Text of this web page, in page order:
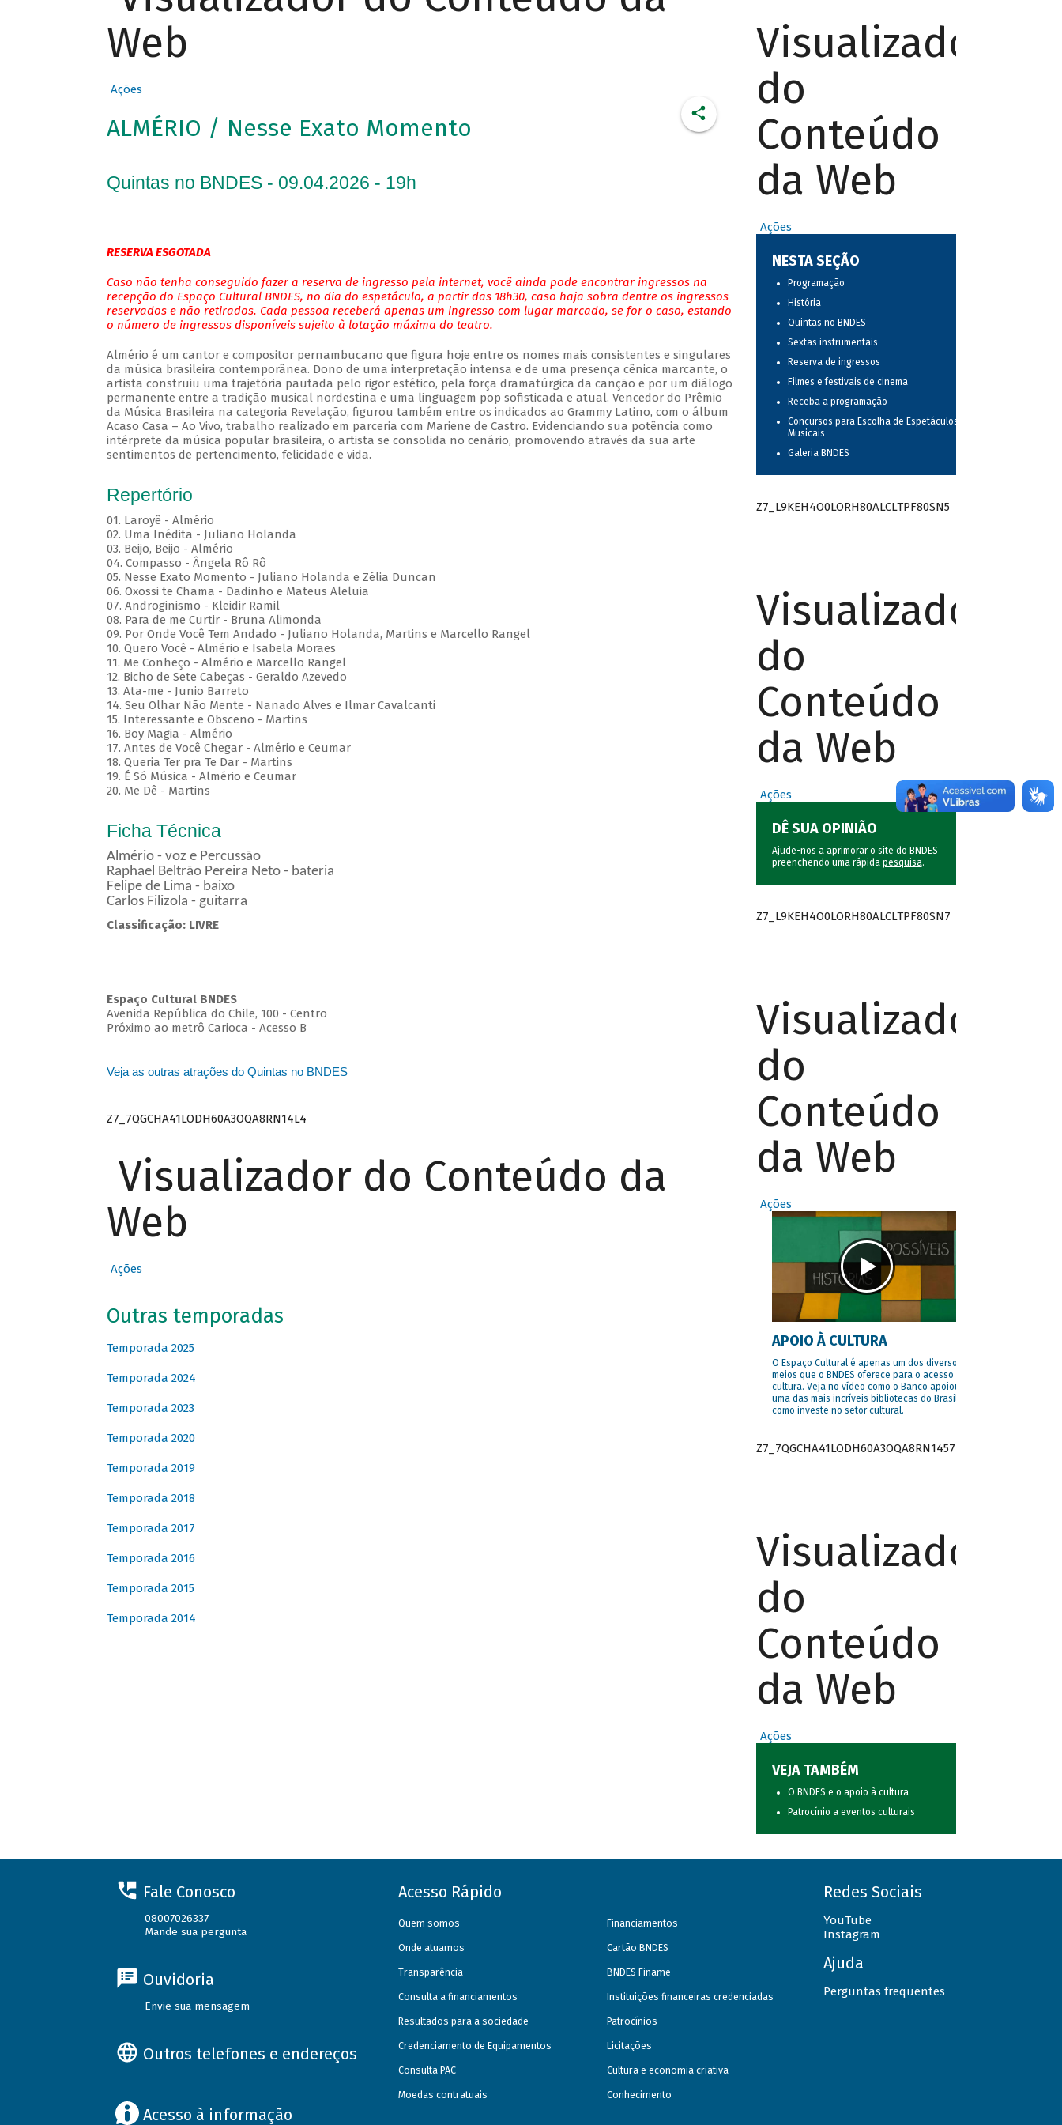
Web
Ações
ALMÉRIO / Nesse Exato Momento
Quintas no BNDES - 09.04.2026 - 19h
RESERVA ESGOTADA
Caso não tenha conseguido fazer a reserva de ingresso pela internet, você ainda pode encontrar ingressos na
recepção do Espaço Cultural BNDES, no dia do espetáculo, a partir das 18h30, caso haja sobra dentre os ingressos
reservados e não retirados. Cada pessoa receberá apenas um ingresso com lugar marcado, se for o caso, estando
o número de ingressos disponíveis sujeito à lotação máxima do teatro.
Almério é um cantor e compositor pernambucano que figura hoje entre os nomes mais consistentes e singulares
da música brasileira contemporânea. Dono de uma interpretação intensa e de uma presença cênica marcante, o
artista construiu uma trajetória pautada pelo rigor estético, pela força dramatúrgica da canção e por um diálogo
permanente entre a tradição musical nordestina e uma linguagem pop sofisticada e atual. Vencedor do Prêmio
da Música Brasileira na categoria Revelação, figurou também entre os indicados ao Grammy Latino, com o álbum
Acaso Casa – Ao Vivo, trabalho realizado em parceria com Mariene de Castro. Evidenciando sua potência como
intérprete da música popular brasileira, o artista se consolida no cenário, promovendo através da sua arte
sentimentos de pertencimento, felicidade e vida.
Repertório
01. Laroyê - Almério
02. Uma Inédita - Juliano Holanda
03. Beijo, Beijo - Almério
04. Compasso - Ângela Rô Rô
05. Nesse Exato Momento - Juliano Holanda e Zélia Duncan
06. Oxossi te Chama - Dadinho e Mateus Aleluia
07. Androginismo - Kleidir Ramil
08. Para de me Curtir - Bruna Alimonda
09. Por Onde Você Tem Andado - Juliano Holanda, Martins e Marcello Rangel
10. Quero Você - Almério e Isabela Moraes
11. Me Conheço - Almério e Marcello Rangel
12. Bicho de Sete Cabeças - Geraldo Azevedo
13. Ata-me - Junio Barreto
14. Seu Olhar Não Mente - Nanado Alves e Ilmar Cavalcanti
15. Interessante e Obsceno - Martins
16. Boy Magia - Almério
17. Antes de Você Chegar - Almério e Ceumar
18. Queria Ter pra Te Dar - Martins
19. É Só Música - Almério e Ceumar
20. Me Dê - Martins
Ficha Técnica
Almério - voz e Percussão
Raphael Beltrão Pereira Neto - bateria
Felipe de Lima - baixo
Carlos Filizola - guitarra
Classificação: LIVRE
Espaço Cultural BNDES
Avenida República do Chile, 100 - Centro
Próximo ao metrô Carioca - Acesso B
Veja as outras atrações do Quintas no BNDES
Z7_7QGCHA41LODH60A3OQA8RN14L4
Visualizador do Conteúdo da
Web
Ações
Outras temporadas
Temporada 2025
Temporada 2024
Temporada 2023
Temporada 2020
Temporada 2019
Temporada 2018
Temporada 2017
Temporada 2016
Temporada 2015
Temporada 2014
Visualizador
do
Conteúdo
da Web
Ações
NESTA SEÇÃO
Programação
História
Quintas no BNDES
Sextas instrumentais
Reserva de ingressos
Filmes e festivais de cinema
Receba a programação
Concursos para Escolha de Espetáculos
Musicais
Galeria BNDES
Z7_L9KEH4O0LORH80ALCLTPF80SN5
Visualizador
do
Conteúdo
da Web
Ações
DÊ SUA OPINIÃO
Ajude-nos a aprimorar o site do BNDES
preenchendo uma rápida pesquisa.
Z7_L9KEH4O0LORH80ALCLTPF80SN7
Visualizador
do
Conteúdo
da Web
Ações
APOIO À CULTURA
O Espaço Cultural é apenas um dos diversos
meios que o BNDES oferece para o acesso à
cultura. Veja no vídeo como o Banco apoiou
uma das mais incríveis bibliotecas do Brasil e
como investe no setor cultural.
Z7_7QGCHA41LODH60A3OQA8RN1457
Visualizador
do
Conteúdo
da Web
Ações
VEJA TAMBÉM
O BNDES e o apoio à cultura
Patrocínio a eventos culturais
Fale Conosco
08007026337
Mande sua pergunta
Ouvidoria
Envie sua mensagem
Outros telefones e endereços
Acesso à informação
Acesso Rápido
Quem somos
Onde atuamos
Transparência
Consulta a financiamentos
Resultados para a sociedade
Credenciamento de Equipamentos
Consulta PAC
Moedas contratuais
Financiamentos
Cartão BNDES
BNDES Finame
Instituições financeiras credenciadas
Patrocínios
Licitações
Cultura e economia criativa
Conhecimento
Redes Sociais
YouTube
Instagram
Ajuda
Perguntas frequentes